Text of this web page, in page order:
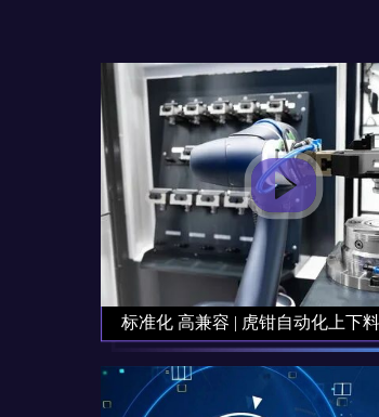
标准化 高兼容 | 虎钳自动化上下